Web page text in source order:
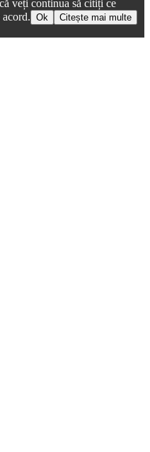
veți continua să citiți ce
Ok Citește mai multe